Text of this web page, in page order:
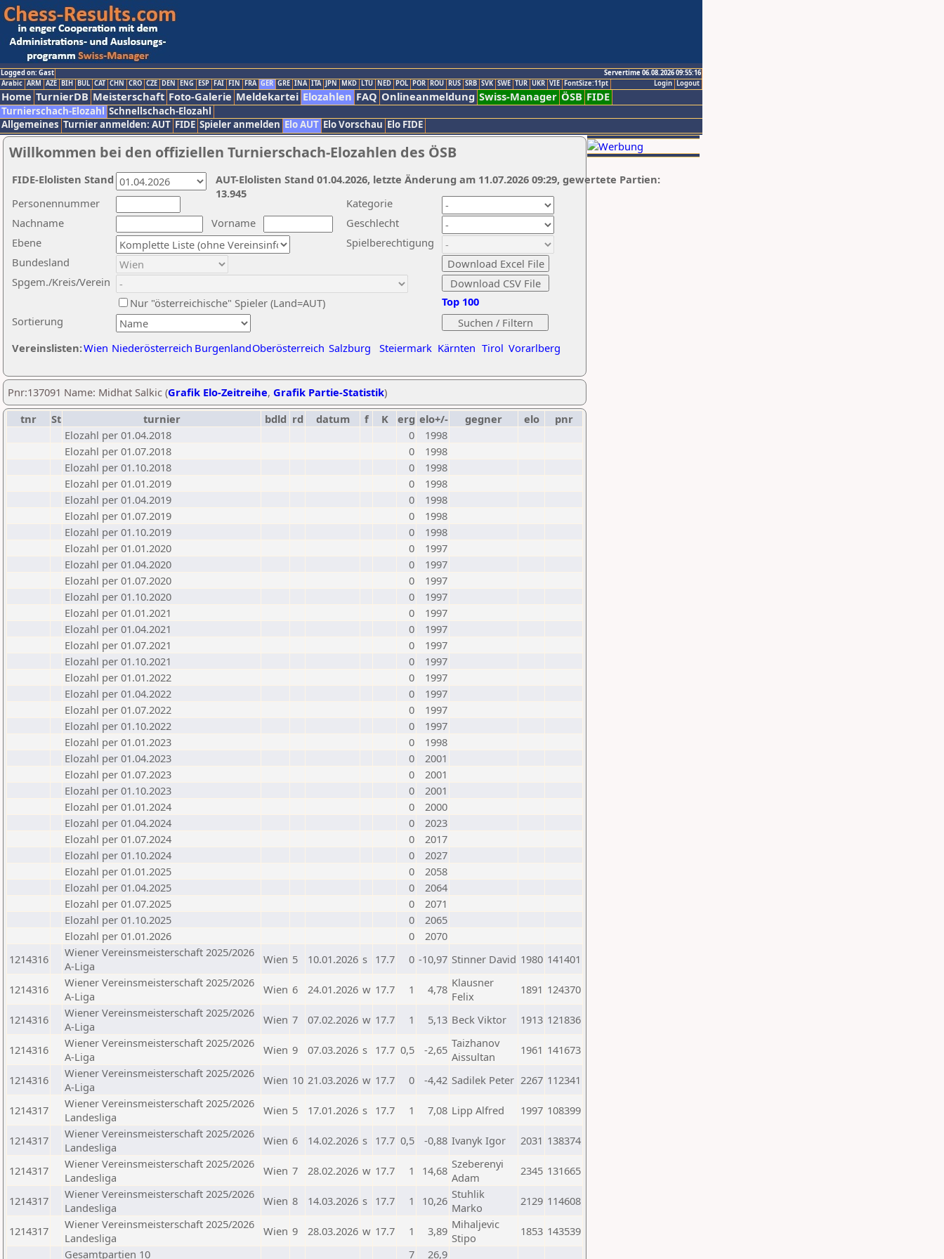
Logged on: Gast
Servertime 06.08.2026 09:55:16
Logout
Login
Arabic ARM AZE BIH BUL CAT CHN CRO CZE DEN ENG ESP FAI FIN FRA GER GRE INA ITA JPN MKD LTU NED POL POR ROU RUS SRB SVK SWE TUR UKR VIE FontSize:11pt
Home TurnierDB Meisterschaft Foto-Galerie Meldekartei Elozahlen FAQ Onlineanmeldung Swiss-Manager ÖSB FIDE
Turnierschach-Elozahl Schnellschach-Elozahl
Allgemeines Turnier anmelden: AUT FIDE Spieler anmelden Elo AUT Elo Vorschau Elo FIDE
Willkommen bei den offiziellen Turnierschach-Elozahlen des ÖSB
Nachname
Vorname
Ebene
Kategorie
Sortierung
Personennummer
Bundesland
Spgem./Kreis/Verein
Geschlecht
Nur "österreichische" Spieler (Land=AUT)
Spielberechtigung
Vereinslisten:Wien Niederösterreich BurgenlandOberösterreich Salzburg Steiermark Kärnten Tirol Vorarlberg
Top 100
AUT-Elolisten Stand 01.04.2026, letzte Änderung am 11.07.2026 09:29, gewertete Partien:
13.945
FIDE-Elolisten Stand
Pnr:137091 Name: Midhat Salkic (Grafik Elo-Zeitreihe, Grafik Partie-Statistik)
tnr
St turnier bdld rd datum f K erg elo+/- gegner elo
pnr
Elozahl per 01.04.2018
0
1998
Elozahl per 01.07.2018
0
1998
Elozahl per 01.10.2018
0
1998
Elozahl per 01.01.2019
0
1998
Elozahl per 01.04.2019
0
1998
Elozahl per 01.07.2019
0
1998
Elozahl per 01.10.2019
0
1998
Elozahl per 01.01.2020
0
1997
Elozahl per 01.04.2020
0
1997
Elozahl per 01.07.2020
0
1997
Elozahl per 01.10.2020
0
1997
Elozahl per 01.01.2021
0
1997
Elozahl per 01.04.2021
0
1997
Elozahl per 01.07.2021
0
1997
Elozahl per 01.10.2021
0
1997
Elozahl per 01.01.2022
0
1997
Elozahl per 01.04.2022
0
1997
Elozahl per 01.07.2022
0
1997
Elozahl per 01.10.2022
0
1997
Elozahl per 01.01.2023
0
1998
Elozahl per 01.04.2023
0
2001
Elozahl per 01.07.2023
0
2001
Elozahl per 01.10.2023
0
2001
Elozahl per 01.01.2024
0
2000
Elozahl per 01.04.2024
0
2023
Elozahl per 01.07.2024
0
2017
Elozahl per 01.10.2024
0
2027
Elozahl per 01.01.2025
0
2058
Elozahl per 01.04.2025
0
2064
Elozahl per 01.07.2025
0
2071
Elozahl per 01.10.2025
0
2065
Elozahl per 01.01.2026
0
2070
1214316
Wiener Vereinsmeisterschaft 2025/2026
A-Liga
Wien 5 10.01.2026 s 17.7 0 -10,97 Stinner David 1980 141401
1214316
Wiener Vereinsmeisterschaft 2025/2026
A-Liga
Wien 6 24.01.2026 w 17.7 1 4,78 Klausner
Felix
1891 124370
1214316
Wiener Vereinsmeisterschaft 2025/2026
A-Liga
Wien 7 07.02.2026 w 17.7 1 5,13 Beck Viktor 1913 121836
1214316
Wiener Vereinsmeisterschaft 2025/2026
A-Liga
Wien 9 07.03.2026 s 17.7 0,5 -2,65 Taizhanov
Aissultan
1961 141673
1214316
Wiener Vereinsmeisterschaft 2025/2026
A-Liga
Wien 10 21.03.2026 w 17.7 0 -4,42 Sadilek Peter 2267 112341
1214317
Wiener Vereinsmeisterschaft 2025/2026
Landesliga
Wien 5 17.01.2026 s 17.7 1 7,08 Lipp Alfred 1997 108399
1214317
Wiener Vereinsmeisterschaft 2025/2026
Landesliga
Wien 6 14.02.2026 s 17.7 0,5 -0,88 Ivanyk Igor 2031 138374
1214317
Wiener Vereinsmeisterschaft 2025/2026
Landesliga
Wien 7 28.02.2026 w 17.7 1 14,68 Szeberenyi
Adam
2345 131665
1214317
Wiener Vereinsmeisterschaft 2025/2026
Landesliga
Wien 8 14.03.2026 s 17.7 1 10,26 Stuhlik
Marko
2129 114608
1214317
Wiener Vereinsmeisterschaft 2025/2026
Landesliga
Wien 9 28.03.2026 w 17.7 1 3,89 Mihaljevic
Stipo
1853 143539
Gesamtpartien 10
7 26,9